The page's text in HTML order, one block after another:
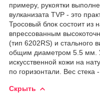
примеру, рукоятки
вулканизата TVP - это
Тросовый блок состоит из
впрессованным
(тип 6202RS) и стального
общим диаметром 5.5 мм.
искусственной кожи на
по горизонтали. Вес стека -
Скрыть